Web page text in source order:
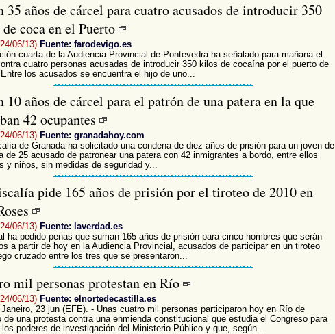
35 años de cárcel para cuatro acusados de introducir 350
coca en el Puerto
06/13) Fuente: farodevigo.es
cuarta de la Audiencia Provincial de Pontevedra ha señalado para mañana el
cuatro personas acusadas de introducir 350 kilos de cocaína por el puerto de
los acusados se encuentra el hijo de uno...
10 años de cárcel para el patrón de una patera en la que
42 ocupantes
06/13) Fuente: granadahoy.com
de Granada ha solicitado una condena de diez años de prisión para un joven de
de 25 acusado de patronear una patera con 42 inmigrantes a bordo, entre ellos
y niños, sin medidas de seguridad y...
pide 165 años de prisión por el tiroteo de 2010 en
06/13) Fuente: laverdad.es
ha pedido penas que suman 165 años de prisión para cinco hombres que serán
a partir de hoy en la Audiencia Provincial, acusados de participar en un tiroteo
cruzado entre los tres que se presentaron...
mil personas protestan en Río
06/13) Fuente: elnortedecastilla.es
Janeiro, 23 jun (EFE). - Unas cuatro mil personas participaron hoy en Río de
de una protesta contra una enmienda constitucional que estudia el Congreso para
los poderes de investigación del Ministerio Público y que, según...